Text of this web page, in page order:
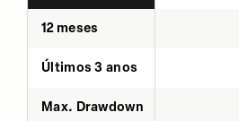
12 meses
Últimos 3 anos
Max. Drawdown